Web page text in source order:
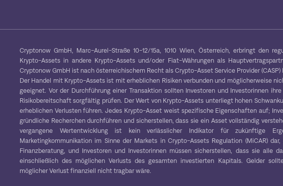
Cryptonow GmbH, Marc-Aurel-Straße 10-12/15a, 1010 Wien, Österreich, erbringt den
Krypto-Assets in andere Krypto-Assets und/oder Fiat-Währungen als
Cryptonow GmbH ist nach österreichischem Recht als Crypto-Asset Service Provider (CASP)
Der Handel mit Krypto-Assets ist mit erheblichen Risiken verbunden und möglicherweise
geeignet. Vor der Durchführung einer Transaktion sollten Investoren und Investorinnen
Risikobereitschaft sorgfältig prüfen. Der Wert von Krypto-Assets unterliegt hohen
erheblichen Verlusten führen. Jedes Krypto-Asset weist spezifische Eigenschaften auf;
gründliche Recherchen durchführen und sicherstellen, dass sie ein Asset vollständig
vergangene Wertentwicklung ist kein verlässlicher Indikator für zukünftige
Marketingkommunikation im Sinne der Markets in Crypto-Assets Regulation (MiCAR)
Finanzberatung, und Investoren und Investorinnen müssen sicherstellen, dass sie alle
einschließlich des möglichen Verlusts des gesamten investierten Kapitals. Gelder
möglicher Verlust finanziell nicht tragbar wäre.